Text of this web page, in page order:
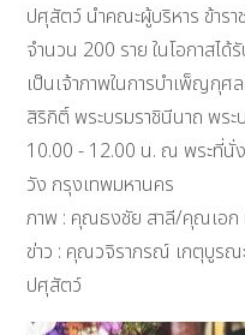
ปศุสัตว์ นำคณะผู้บริหาร ข้าร
จำนวน 200 ราย ในโอกาสไ
เป็นเจ้าภาพในการบำเพ็ญกุศ
สิริกิติ์ พระบรมราชินีนาถ พร
10.00 - 12.00 น. ณ พระที่นั่ง
วัง กรุงเทพมหานคร
ภาพ : คุณธงชัย สาลี/คุณเอ
ข่าว : คุณวจิราภรณ์ เกตุบูร
ปศุสัตว์